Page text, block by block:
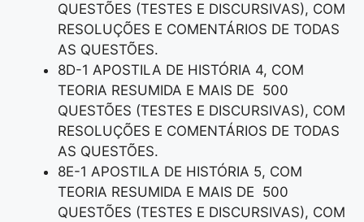
QUESTÕES (TESTES E DISCURSIVAS), COM
RESOLUÇÕES E COMENTÁRIOS DE TODAS
AS QUESTÕES.
8D-1 APOSTILA DE HISTÓRIA 4, COM
TEORIA RESUMIDA E MAIS DE 500
QUESTÕES (TESTES E DISCURSIVAS), COM
RESOLUÇÕES E COMENTÁRIOS DE TODAS
AS QUESTÕES.
8E-1 APOSTILA DE HISTÓRIA 5, COM
TEORIA RESUMIDA E MAIS DE 500
QUESTÕES (TESTES E DISCURSIVAS), COM